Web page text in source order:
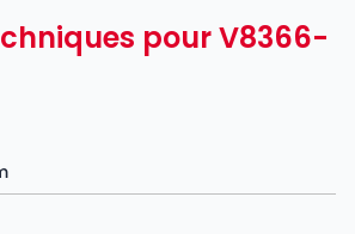
pour V8366-